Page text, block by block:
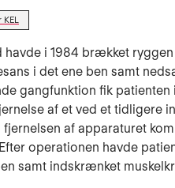
KEL
havde i 1984 brækket
i det ene ben samt
gangfunktion fik
af et ved et tidligere
af apparaturet
operationen havde
samt indskrænket